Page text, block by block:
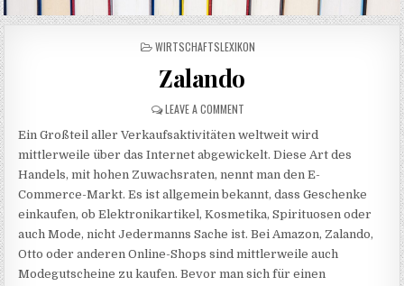
POSTED IN
WIRTSCHAFTSLEXIKON
Zalando
LEAVE A COMMENTON ZALANDO
Ein Großteil aller Verkaufsaktivitäten weltweit wird
mittlerweile über das Internet abgewickelt. Diese Art des
Handels, mit hohen Zuwachsraten, nennt man den E-
Commerce-Markt. Es ist allgemein bekannt, dass Geschenke
einkaufen, ob Elektronikartikel, Kosmetika, Spirituosen oder
auch Mode, nicht Jedermanns Sache ist. Bei Amazon, Zalando,
Otto oder anderen Online-Shops sind mittlerweile auch
Modegutscheine zu kaufen. Bevor man sich für einen